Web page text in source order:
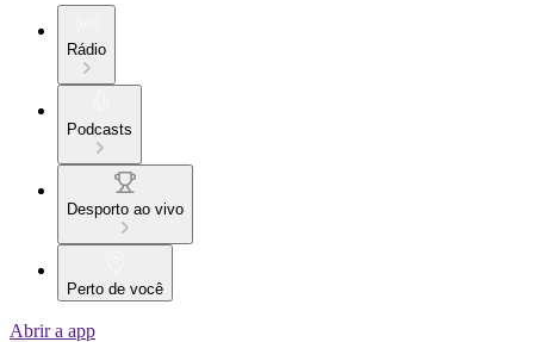
Rádio
Podcasts
Desporto ao vivo
Perto de você
Abrir a app